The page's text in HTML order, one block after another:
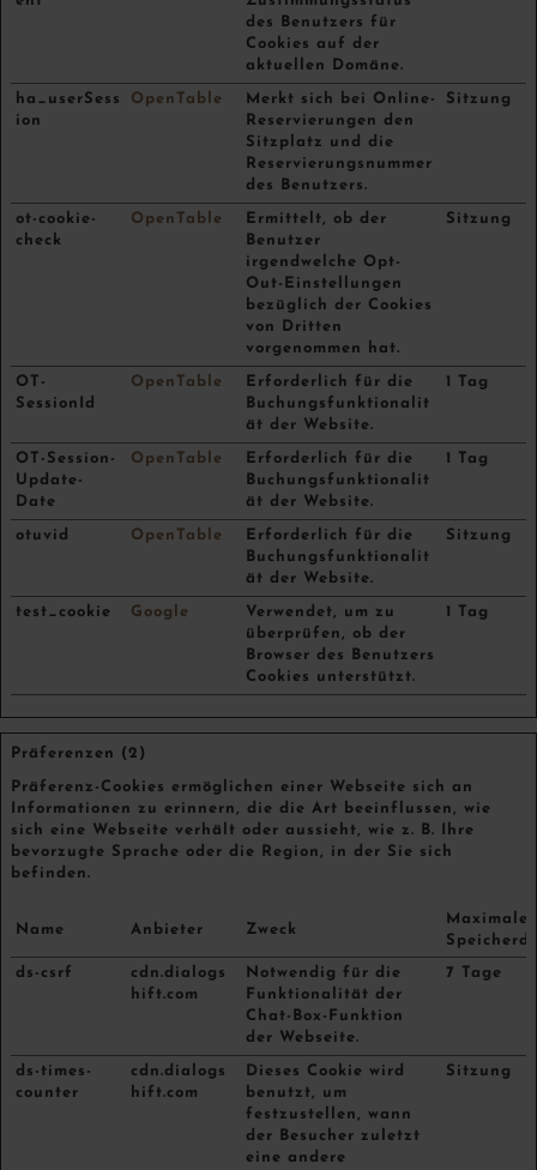
des Benutzers für
Cookies auf der
aktuellen Domäne.
ha_userSess
ion
OpenTable
Merkt sich bei Online-
Reservierungen den
Sitzplatz und die
Reservierungsnummer
des Benutzers.
Sitzung
ot-cookie-
check
OpenTable
Ermittelt, ob der
Benutzer
irgendwelche Opt-
Out-Einstellungen
bezüglich der Cookies
von Dritten
vorgenommen hat.
Sitzung
OT-
SessionId
OpenTable
Erforderlich für die
Buchungsfunktionalit
ät der Website.
1 Tag
OT-Session-
Update-
Date
OpenTable
Erforderlich für die
Buchungsfunktionalit
ät der Website.
1 Tag
otuvid OpenTable
Erforderlich für die
Buchungsfunktionalit
ät der Website.
Sitzung
test_cookie Google
Verwendet, um zu
überprüfen, ob der
Browser des Benutzers
Cookies unterstützt.
1 Tag
Präferenzen (2)
Präferenz-Cookies ermöglichen einer Webseite sich an
Informationen zu erinnern, die die Art beeinflussen, wie
sich eine Webseite verhält oder aussieht, wie z. B. Ihre
bevorzugte Sprache oder die Region, in der Sie sich
befinden.
Name Anbieter Zweck
Maximale
ds-csrf
cdn.dialogs
hift.com
Notwendig für die
Funktionalität der
Chat-Box-Funktion
der Webseite.
7 Tage
ds-times-
counter
cdn.dialogs
hift.com
Dieses Cookie wird
benutzt, um
festzustellen, wann
der Besucher zuletzt
eine andere
Sitzung